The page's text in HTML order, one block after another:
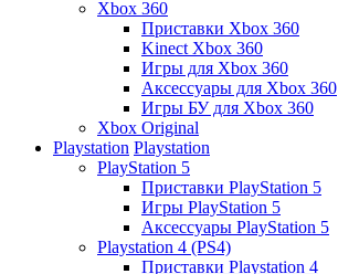
Xbox 360
Приставки Xbox 360
Kinect Xbox 360
Игры для Xbox 360
Аксессуары для Xbox 360
Игры БУ для Xbox 360
Xbox Original
Playstation Playstation
PlayStation 5
Приставки PlayStation 5
Игры PlayStation 5
Аксессуары PlayStation 5
Playstation 4 (PS4)
Приставки Playstation 4